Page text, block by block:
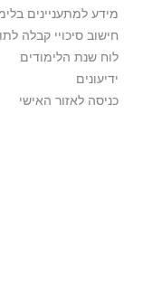
מידע למתעניינים
חישוב סיכויי קבלה
לוח שנת הלימודים
ידיעונים
כניסה לאזור האישי